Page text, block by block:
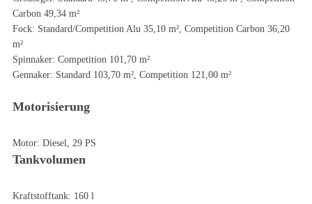
Carbon 49,34 m²
Fock: Standard/Competition Alu 35,10 m², Competition Carbon 36,20
m²
Spinnaker: Competition 101,70 m²
Gennaker: Standard 103,70 m², Competition 121,00 m²
Motorisierung
Motor: Diesel, 29 PS
Tankvolumen
Kraftstofftank: 160 l